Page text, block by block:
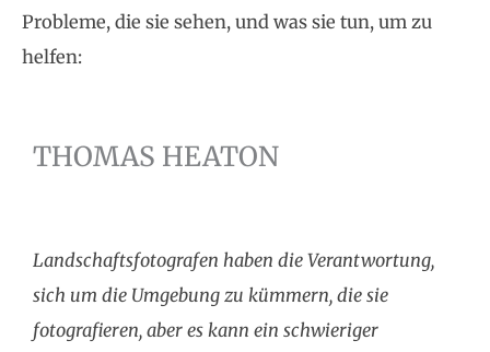
Probleme, die sie sehen, und was sie tun, um zu
helfen:
THOMAS HEATON
Landschaftsfotografen haben die Verantwortung,
sich um die Umgebung zu kümmern, die sie
fotografieren, aber es kann ein schwieriger